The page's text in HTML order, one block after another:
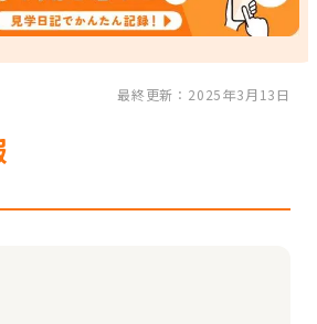
最終更新：2025年3月13日